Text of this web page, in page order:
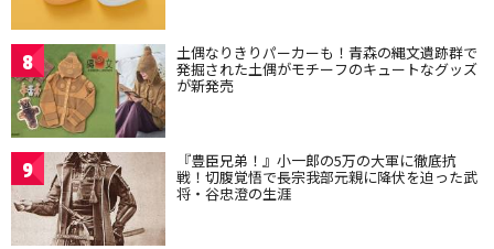
8 土偶なりきりパーカーも！青森の縄文遺跡群で
発掘された土偶がモチーフのキュートなグッズ
が新発売
9 『豊臣兄弟！』小一郎の5万の大軍に徹底抗
戦！切腹覚悟で長宗我部元親に降伏を迫った武
将・谷忠澄の生涯